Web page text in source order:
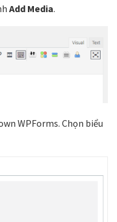
Add Media.
WPForms. Chọn biểu